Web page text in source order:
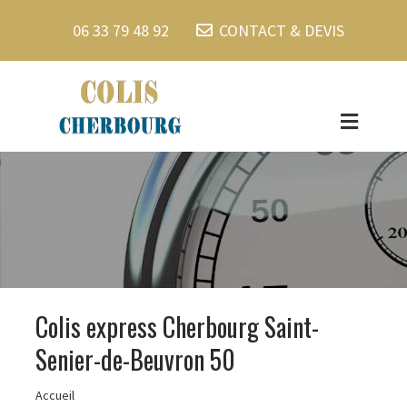
06 33 79 48 92 CONTACT & DEVIS
Colis express Cherbourg Saint-
Senier-de-Beuvron 50
Accueil